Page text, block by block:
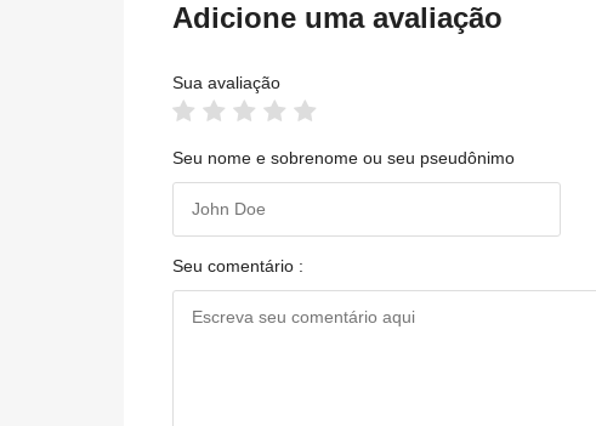
Adicione uma avaliação
Sua avaliação
Seu nome e sobrenome ou seu pseudônimo
Seu comentário :